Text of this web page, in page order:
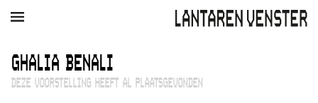
AGENDA FILM MUZIEK
Winkelmandje
Zoek
GHALIA BENALI
DEZE VOORSTELLING HEEFT AL PLAATSGEVONDEN